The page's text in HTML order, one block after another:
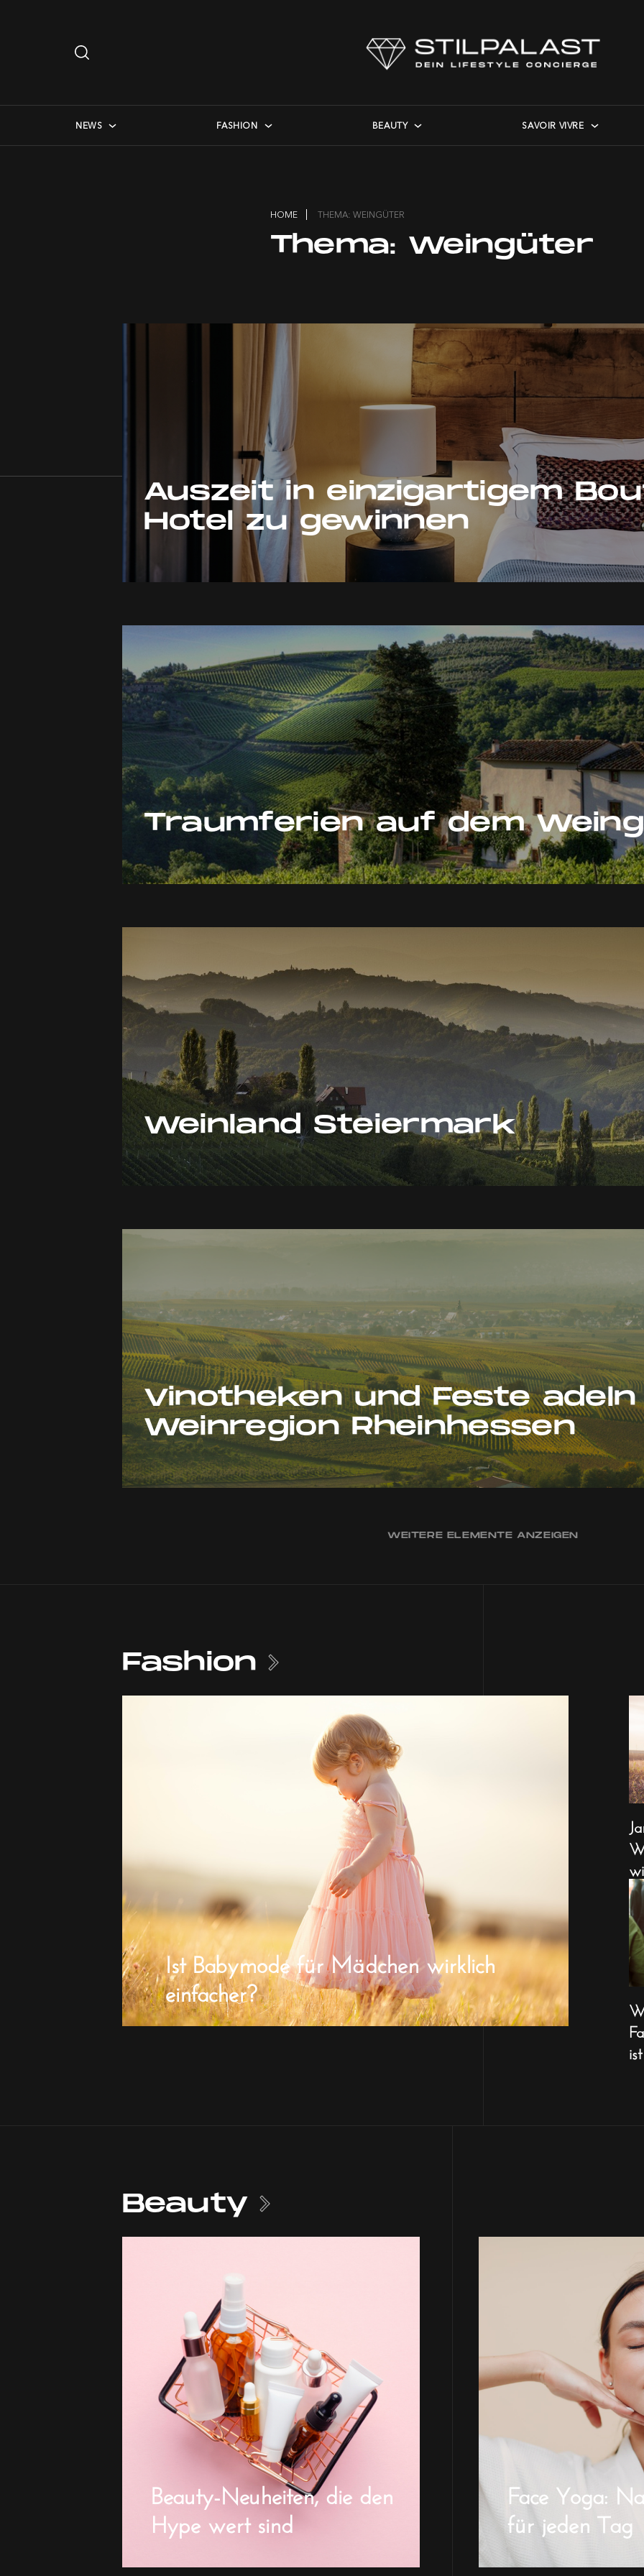
…
NEWS FASHION BEAUTY SAVOIR VIVRE
HOME THEMA: WEINGÜTER
Thema: Weingüter
Auszeit in einzigartigem
Hotel zu gewinnen
Traumferien auf dem
Weinland Steiermark
Vinotheken und Feste adeln
Weinregion Rheinhessen
WEITERE ELEMENTE ANZEIGEN
Fashion
Ist Babymode für Mädchen wirklich
einfacher?
ist
Beauty
Beauty-Neuheiten, die den
Hype wert sind
Face Yoga:
für jeden Tag